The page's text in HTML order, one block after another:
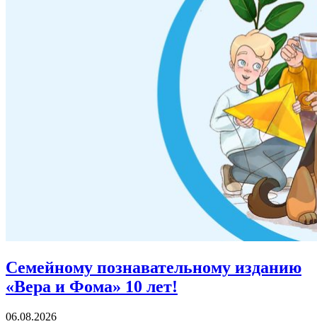
Семейному познавательному изданию
«Вера и Фома» 10 лет!
06.08.2026